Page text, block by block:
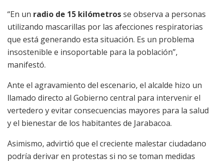
“En un radio de 15 kilómetrosse observa a personas
utilizando mascarillas por las afecciones respiratorias
que está generando esta situación. Es un problema
insostenible e insoportable para la población”,
manifestó.
Ante el agravamiento del escenario, el alcalde hizo un
llamado directo al Gobierno central para intervenir el
vertedero y evitar consecuencias mayores para la salud
y el bienestar de los habitantes de Jarabacoa.
Asimismo, advirtió que el creciente malestar ciudadano
podría derivar en protestas si no se toman medidas